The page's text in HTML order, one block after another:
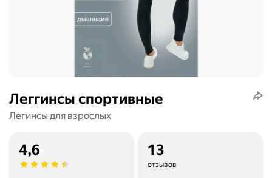
Леггинсы спортивные
Легинсы для взрослых
4,6 13
отзывов